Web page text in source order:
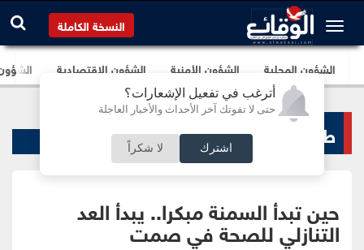
أترغب في تفعيل الإشعارات؟
حتى لا تفوتك آخر الأحداث والأخبار العاجلة
اشترك لا شكراً
النسخة الكاملة
الشؤون المحلية الشؤون الأمنية الشؤون الإقتصادية
طب و صحة
حين تبدأ السمنة مبكرا.. يبدأ العد
التنازلي للصحة في صمت